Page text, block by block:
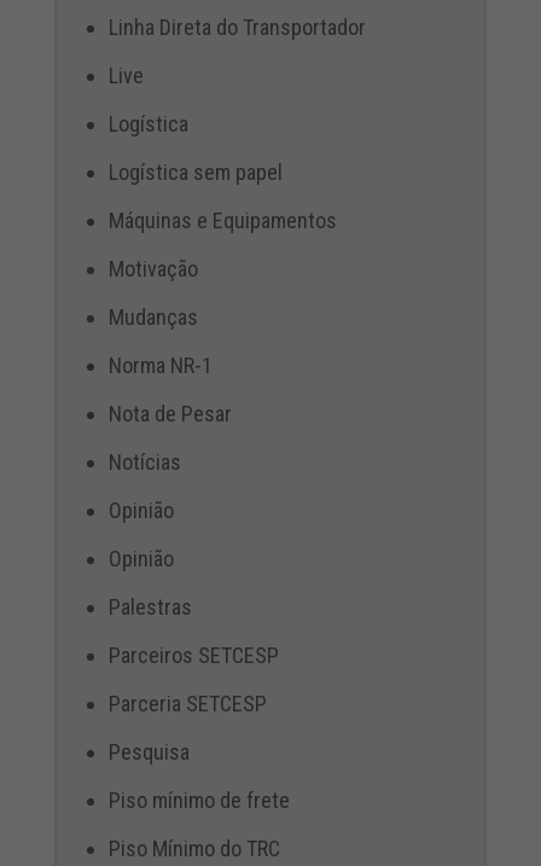
Linha Direta do Transportador
Live
Logística
Logística sem papel
Máquinas e Equipamentos
Motivação
Mudanças
Norma NR-1
Nota de Pesar
Notícias
Opinião
Opinião
Palestras
Parceiros SETCESP
Parceria SETCESP
Pesquisa
Piso mínimo de frete
Piso Mínimo do TRC